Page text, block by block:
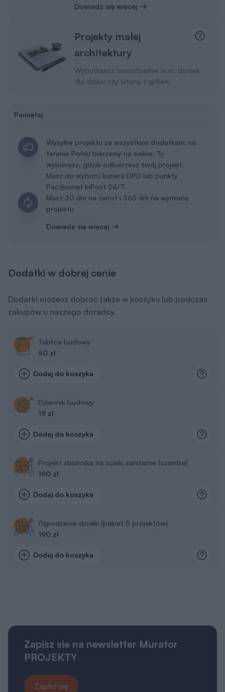
Dowiedz się więcej
Projekty małej
architektury
Wybudujesz samodzielnie m.in. domek
dla dzieci czy altanę z grillem.
Pamiętaj
Wysyłkę projektu ze wszystkimi dodatkami na
terenie Polski bierzemy na siebie. Ty
wybierasz, gdzie odbierzesz swój projekt.
Masz do wyboru kuriera DPD lub punkty
Paczkomat InPost 24/7.
Masz 30 dni na zwrot i 365 dni na wymianę
projektu
Dowiedz się więcej
Dodatki w dobrej cenie
Dodatki możesz dobrać także w koszyku lub podczas
zakupów u naszego doradcy.
Tablica budowy
50 zł
Dodaj do koszyka
Dziennik budowy
19 zł
Dodaj do koszyka
Projekt zbiornika na ścieki sanitarne (szamba)
190 zł
Dodaj do koszyka
Ogrodzenie działki (pakiet 5 projektów)
190 zł
Dodaj do koszyka
Zapisz sie na newsletter Murator
PROJEKTY
Zapisz się